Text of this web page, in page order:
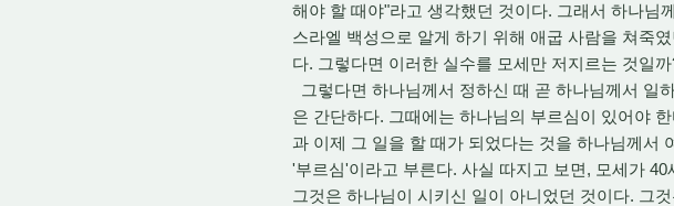
해야 할 때야"라고 생각했던 것이다. 그래서 하나님
스라엘 백성으로 알게 하기 위해 애굽 사람을 쳐죽
다. 그렇다면 이러한 실수를 모세만 저지르는 것일
그렇다면 하나님께서 정하신 때 곧 하나님께서 일
은 간단하다. 그때에는 하나님의 부르심이 있어야
과 이제 그 일을 할 때가 되었다는 것을 하나님께서
'부르심'이라고 부른다. 사실 따지고 보면, 모세가
그것은 하나님이 시키신 일이 아니었던 것이다. 그